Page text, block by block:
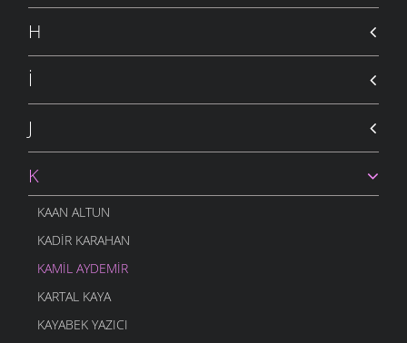
H
İ
J
K
KAAN ALTUN
KADIR KARAHAN
KAMIL AYDEMIR
KARTAL KAYA
KAYABEK YAZICI